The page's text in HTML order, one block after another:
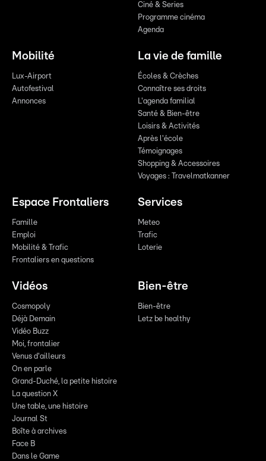
Ciné & Series
Programme cinéma
Agenda
Mobilité
Lux-Airport
Autofestival
Annonces
La vie de famille
Écoles & Crèches
Connaître ses droits
L'agenda familial
Santé & Bien-être
Loisirs & Activités
Après l'école
Témoignages
Shopping & Accessoires
Voyages : Travelmatkanner
Espace Frontaliers
Famille
Emploi
Mobilité & Trafic
Frontaliers en questions
Services
Meteo
Trafic
Loterie
Vidéos
Cosmopoly
Déjà Demain
Vidéo Buzz
Moi, frontalier
Venus d'ailleurs
On en parle
Grand-Duché, la petite histoire
La question X
Une table, une histoire
Journal St
Boîte à archives
Face B
Dans le Game
Bien-être
Bien-être
Letz be healthy